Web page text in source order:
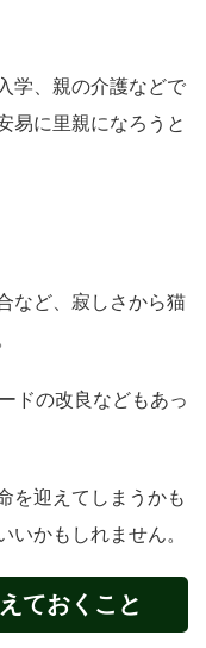
学、親の介護などで
易に里親になろうと
など、寂しさから猫
ドの改良などもあっ
を迎えてしまうかも
いかもしれません。
ておくこと